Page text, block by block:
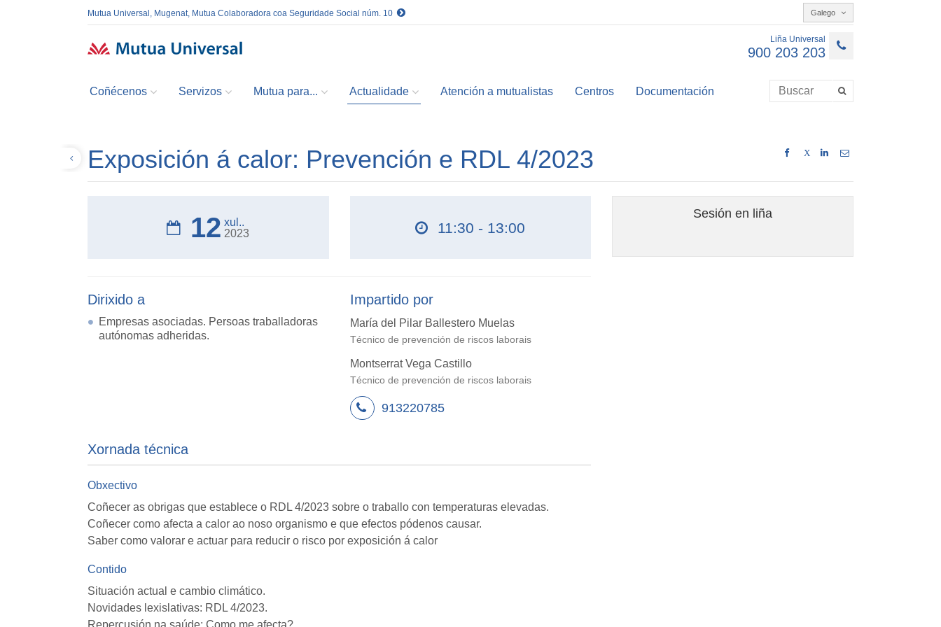
Mutua Universal, Mugenat, Mutua Colaboradora coa Seguridade Social núm. 10 Galego
Liña Universal
900 203 203
Coñécenos Servizos Mutua para... Actualidade Atención a mutualistas Centros Documentación
X
Exposición á calor: Prevención e RDL 4/2023
12 xul..
2023
11:30 - 13:00
Dirixido a
Empresas asociadas. Persoas traballadoras
autónomas adheridas.
Impartido por
María del Pilar Ballestero Muelas
Técnico de prevención de riscos laborais
Montserrat Vega Castillo
Técnico de prevención de riscos laborais
913220785
Xornada técnica
Obxectivo
Coñecer as obrigas que establece o RDL 4/2023 sobre o traballo con temperaturas elevadas.
Coñecer como afecta a calor ao noso organismo e que efectos pódenos causar.
Saber como valorar e actuar para reducir o risco por exposición á calor
Contido
Situación actual e cambio climático.
Novidades lexislativas: RDL 4/2023.
Sesión en liña